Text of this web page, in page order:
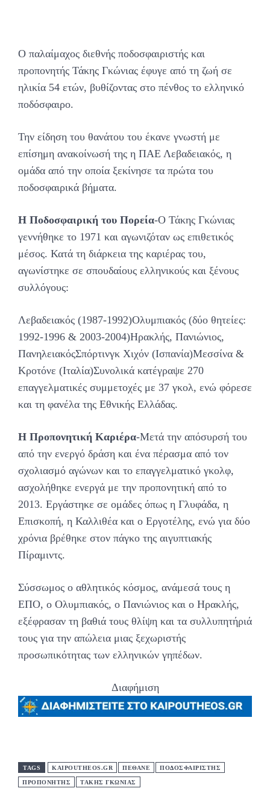
Ο παλαίμαχος διεθνής ποδοσφαιριστής και
προπονητής Τάκης Γκώνιας έφυγε από τη ζωή σε
ηλικία 54 ετών, βυθίζοντας στο πένθος το ελληνικό
ποδόσφαιρο.
Την είδηση του θανάτου του έκανε γνωστή με
επίσημη ανακοίνωσή της η ΠΑΕ Λεβαδειακός, η
ομάδα από την οποία ξεκίνησε τα πρώτα του
ποδοσφαιρικά βήματα.
Η Ποδοσφαιρική του Πορεία-Ο Τάκης Γκώνιας
γεννήθηκε το 1971 και αγωνιζόταν ως επιθετικός
μέσος. Κατά τη διάρκεια της καριέρας του,
αγωνίστηκε σε σπουδαίους ελληνικούς και ξένους
συλλόγους:
Λεβαδειακός (1987-1992)Ολυμπιακός (δύο θητείες:
1992-1996 & 2003-2004)Ηρακλής, Πανιώνιος,
ΠανηλειακόςΣπόρτινγκ Χιχόν (Ισπανία)Μεσσίνα &
Κροτόνε (Ιταλία)Συνολικά κατέγραψε 270
επαγγελματικές συμμετοχές με 37 γκολ, ενώ φόρεσε
και τη φανέλα της Εθνικής Ελλάδας.
Η Προπονητική Καριέρα-Μετά την απόσυρσή του
από την ενεργό δράση και ένα πέρασμα από τον
σχολιασμό αγώνων και το επαγγελματικό γκολφ,
ασχολήθηκε ενεργά με την προπονητική από το
2013. Εργάστηκε σε ομάδες όπως η Γλυφάδα, η
Επισκοπή, η Καλλιθέα και ο Εργοτέλης, ενώ για δύο
χρόνια βρέθηκε στον πάγκο της αιγυπτιακής
Πίραμιντς.
Σύσσωμος ο αθλητικός κόσμος, ανάμεσά τους η
ΕΠΟ, ο Ολυμπιακός, ο Πανιώνιος και ο Ηρακλής,
εξέφρασαν τη βαθιά τους θλίψη και τα συλλυπητήριά
τους για την απώλεια μιας ξεχωριστής
προσωπικότητας των ελληνικών γηπέδων.
Διαφήμιση
TAGS KAIPOUTHEOS.GR ΠΕΘΑΝΕ ΠΟΔΟΣΦΑΙΡΙΣΤΗΣ
ΠΡΟΠΟΝΗΤΗΣ ΤΑΚΗΣ ΓΚΩΝΙΑΣ